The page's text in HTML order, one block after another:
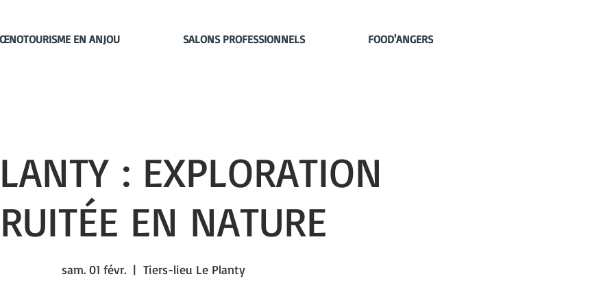
ŒNOTOURISME EN ANJOU SALONS PROFESSIONNELS FOOD'ANGERS
: EXPLORATION
EN NATURE
sam. 01 févr.
  |
Tiers-lieu Le Planty